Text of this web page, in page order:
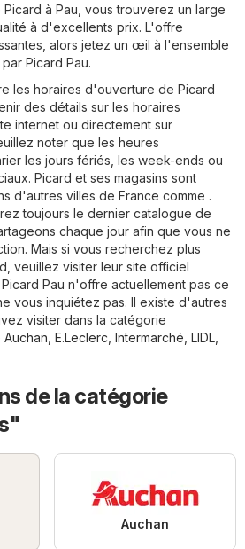
à Pau, vous trouverez un large
à d'excellents prix. L'offre
alors jetez un œil à l'ensemble
Picard Pau.
les horaires d'ouverture de Picard
des détails sur les horaires
internet ou directement sur
noter que les heures
les jours fériés, les week-ends ou
Picard et ses magasins sont
d'autres villes de France comme .
toujours le dernier catalogue de
chaque jour afin que vous ne
Mais si vous recherchez plus
veuillez visiter leur site officiel
Picard Pau n'offre actuellement pas ce
vous inquiétez pas. Il existe d'autres
visiter dans la catégorie
Auchan E.Leclerc Intermarché LIDL
de la catégorie
Auchan